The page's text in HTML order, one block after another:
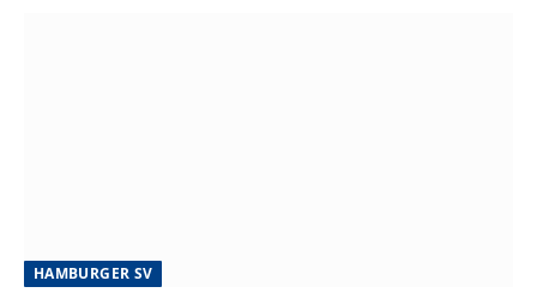
HAMBURGER SV